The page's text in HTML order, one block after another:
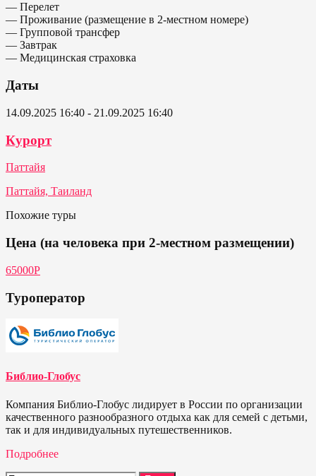
— Перелет
— Проживание (размещение в 2-местном номере)
— Групповой трансфер
— Завтрак
— Медицинская страховка
Даты
14.09.2025 16:40 - 21.09.2025 16:40
Курорт
Паттайя
Паттайя, Таиланд
Похожие туры
Цена (на человека при 2-местном размещении)
65000P
Туроператор
Библио-Глобус
Компания Библио-Глобус лидирует в России по организации
качественного разнообразного отдыха как для семей с детьми,
так и для индивидуальных путешественников.
Подробнее